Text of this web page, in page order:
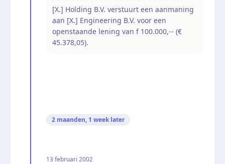
[X.] Holding B.V. verstuurt een aanmaning
aan [X.] Engineering B.V. voor een
openstaande lening van f 100.000,-- (€
45.378,05).
2 maanden, 1 week later
13 februari 2002